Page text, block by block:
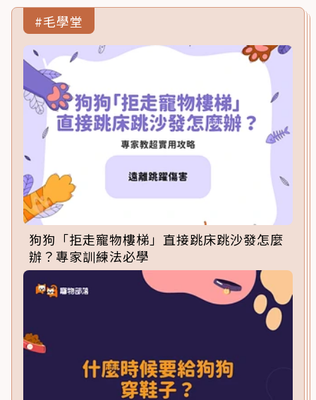
#毛學堂
狗狗「拒走寵物樓梯」直接跳床跳沙發怎麼
辦？專家訓練法必學